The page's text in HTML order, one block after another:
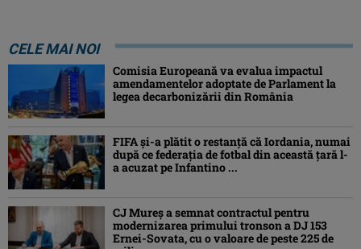
CELE MAI NOI
Comisia Europeană va evalua impactul
amendamentelor adoptate de Parlament la
legea decarbonizării din România
FIFA și-a plătit o restanță că Iordania, numai
după ce federația de fotbal din această țară l-
a acuzat pe Infantino ...
CJ Mureș a semnat contractul pentru
modernizarea primului tronson a DJ 153
Ernei-Sovata, cu o valoare de peste 225 de